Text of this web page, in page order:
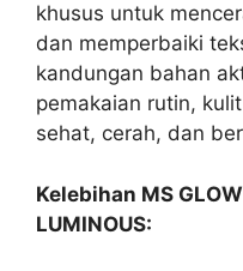
khusus untuk
dan memperbaiki
kandungan bahan
pemakaian rutin,
sehat, cerah, dan
Kelebihan MS
LUMINOUS: